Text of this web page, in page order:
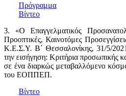
Πρόγραμμα
Βίντεο
3. «Ο Επαγγελματικός
Προοπτικές, Καινοτόμες
Κ.Ε.Σ.Υ. Β΄ Θεσσαλονίκης, 31/5/
την εισήγηση: Κριτήρια προσωπικής
σε ένα διαρκώς μεταβαλλόμενο
του ΕΟΠΠΕΠ.
Βίντεο